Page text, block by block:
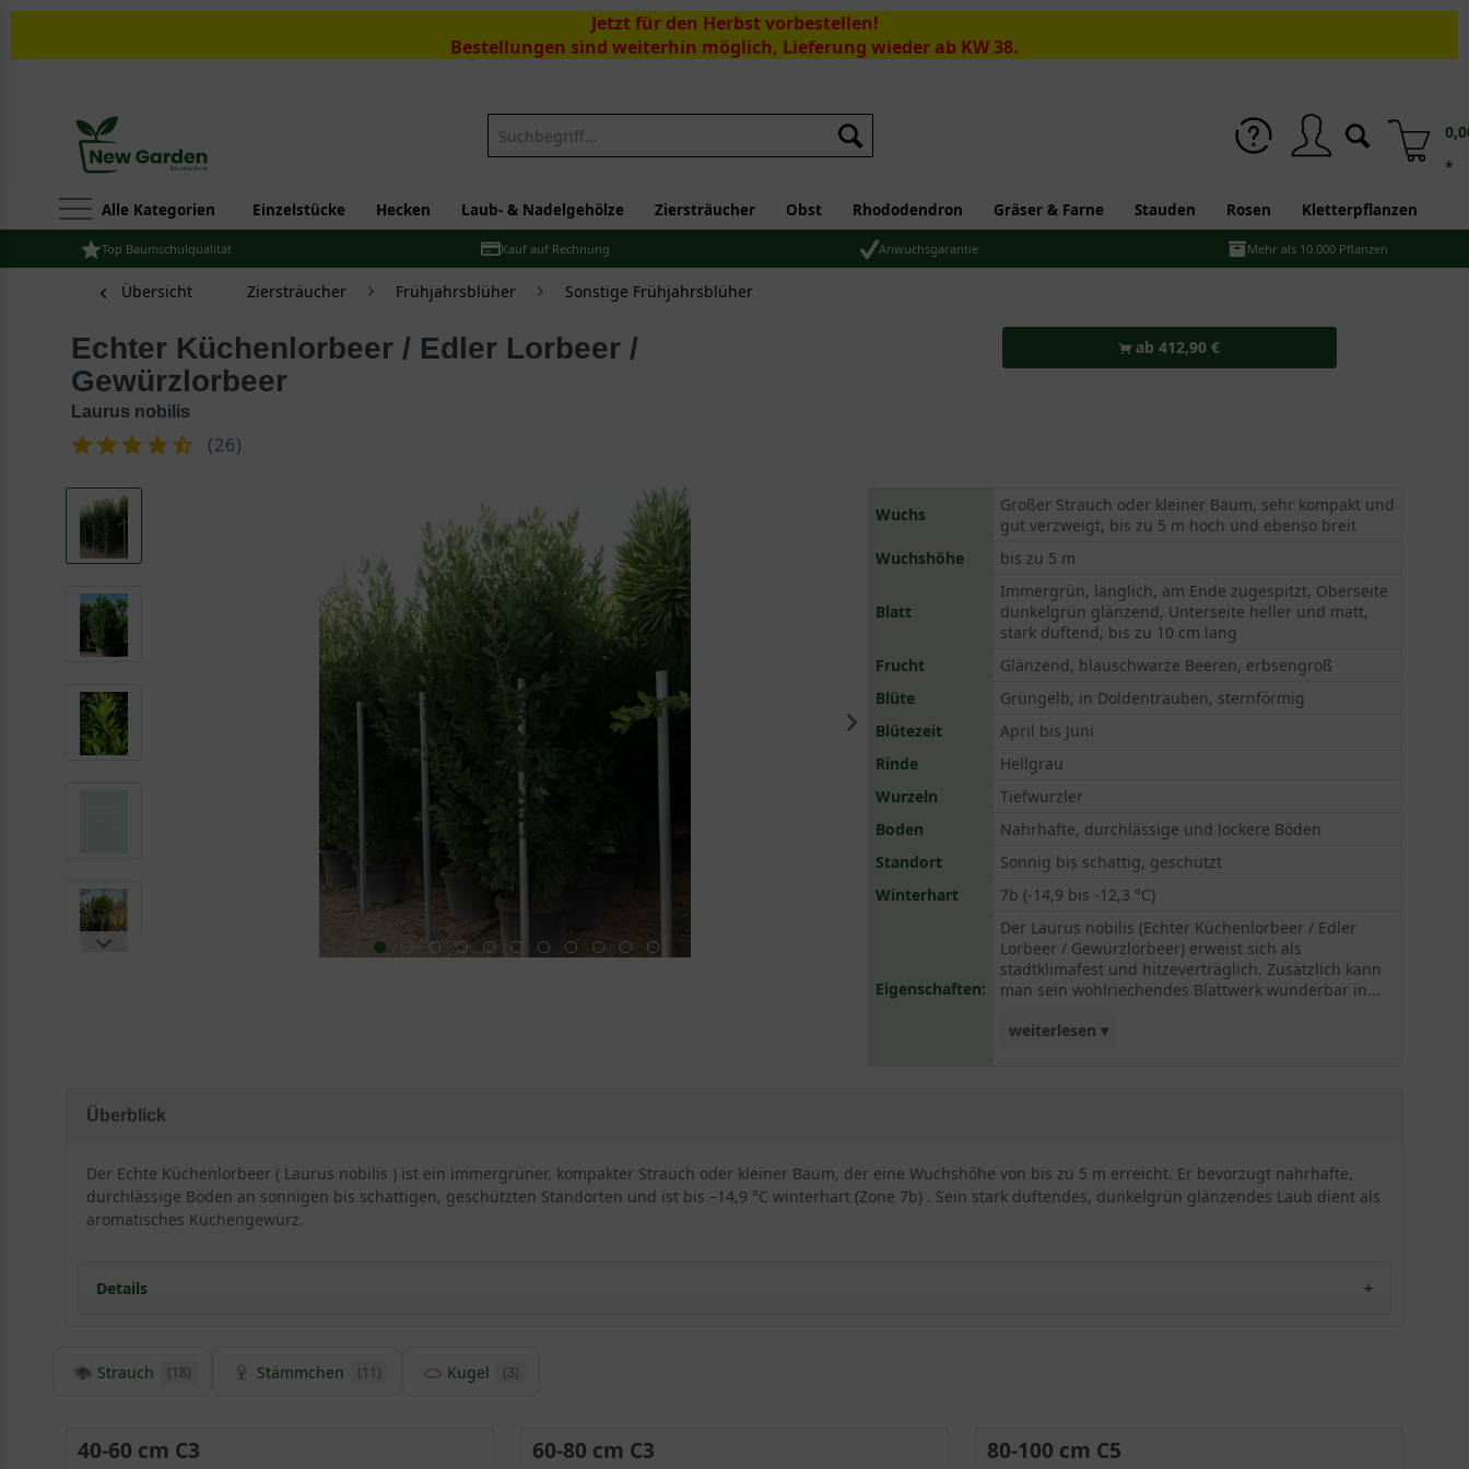
Jetzt für den Herbst vorbestellen!
Bestellungen sind weiterhin möglich, Lieferung wieder ab KW 38.
Suchen
*
Alle Kategorien Einzelstücke Hecken Laub- & Nadelgehölze Ziersträucher Obst Rhododendron Gräser & Farne Stauden Rosen Kletterpflanzen
Top Baumschulqualität Kauf auf Rechnung Anwuchsgarantie Mehr als 10.000 Pflanzen
Übersicht Ziersträucher Frühjahrsblüher Sonstige Frühjahrsblüher
Echter Küchenlorbeer / Edler Lorbeer /
Gewürzlorbeer
Laurus nobilis
(26)
ab 412,90 €
Wuchs
Großer Strauch oder kleiner Baum, sehr kompakt und
gut verzweigt, bis zu 5 m hoch und ebenso breit
Wuchshöhe
bis zu 5 m
Blatt
Immergrün, länglich, am Ende zugespitzt, Oberseite
dunkelgrün glänzend, Unterseite heller und matt,
stark duftend, bis zu 10 cm lang
Frucht
Glänzend, blauschwarze Beeren, erbsengroß
Blüte
Grüngelb, in Doldentrauben, sternförmig
Blütezeit
April bis Juni
Rinde
Hellgrau
Wurzeln
Tiefwurzler
Boden
Nahrhafte, durchlässige und lockere Böden
Standort
Sonnig bis schattig, geschützt
Winterhart
7b (-14,9 bis -12,3 °C)
Eigenschaften:
Der Laurus nobilis (Echter Küchenlorbeer / Edler
Lorbeer / Gewürzlorbeer) erweist sich als
stadtklimafest und hitzeverträglich. Zusätzlich kann
man sein wohlriechendes Blattwerk wunderbar in...
weiterlesen ▾
Überblick
Der Echte Küchenlorbeer ( Laurus nobilis ) ist ein immergrüner, kompakter Strauch oder kleiner Baum, der eine Wuchshöhe von bis zu 5 m erreicht. Er bevorzugt nahrhafte,
durchlässige Böden an sonnigen bis schattigen, geschützten Standorten und ist bis –14,9 °C winterhart (Zone 7b) . Sein stark duftendes, dunkelgrün glänzendes Laub dient als
aromatisches Küchengewürz.
Details
Der Lorbeerbaum ist im Mittelmeerraum zu Hause
Hellgraue Rinde bietet schönen Kontrast zu dem strahlenden Laub
Strauch (18) Stämmchen (11) Kugel (3)
40-60 cm C3 60-80 cm C3 80-100 cm C5